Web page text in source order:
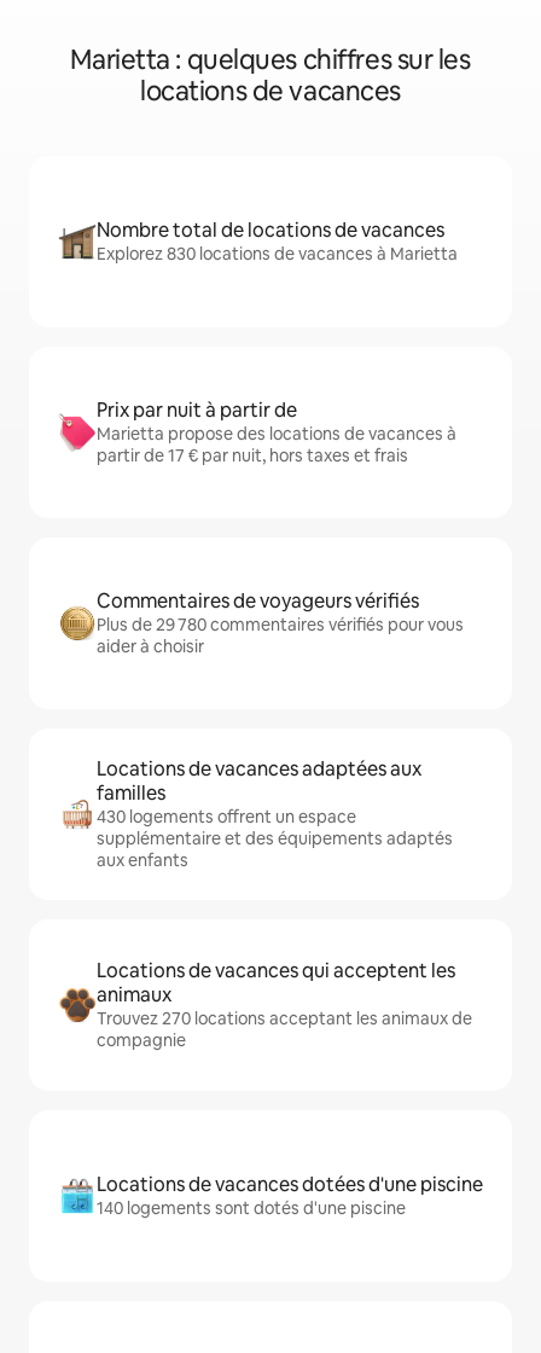
Marietta : quelques chiffres sur les
locations de vacances
Nombre total de locations de vacances
Explorez 830 locations de vacances à Marietta
Prix par nuit à partir de
Marietta propose des locations de vacances à
partir de 17 € par nuit, hors taxes et frais
Commentaires de voyageurs vérifiés
Plus de 29 780 commentaires vérifiés pour vous
aider à choisir
Locations de vacances adaptées aux
familles
430 logements offrent un espace
supplémentaire et des équipements adaptés
aux enfants
Locations de vacances qui acceptent les
animaux
Trouvez 270 locations acceptant les animaux de
compagnie
Locations de vacances dotées d'une piscine
140 logements sont dotés d'une piscine